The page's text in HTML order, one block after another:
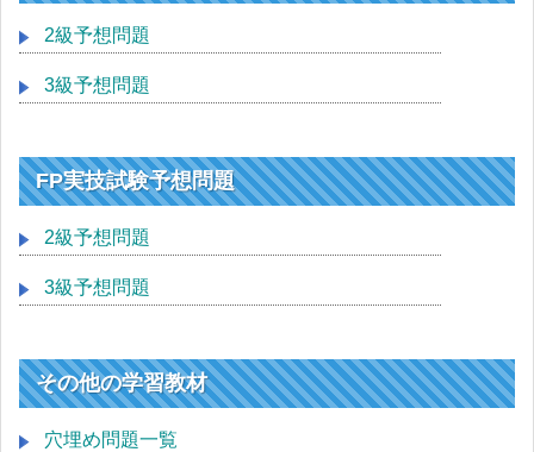
2級予想問題
3級予想問題
FP実技試験予想問題
2級予想問題
3級予想問題
その他の学習教材
穴埋め問題一覧